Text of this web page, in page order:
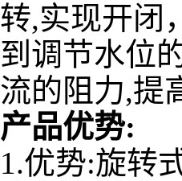
转,实现开闭
到 调节水位
流的阻力,提
产品优势:
1.优势:旋转